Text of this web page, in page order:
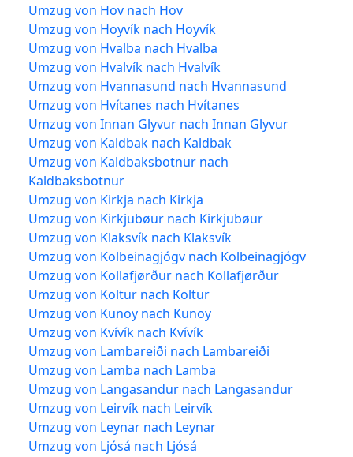
Umzug von Hov nach Hov
Umzug von Hoyvík nach Hoyvík
Umzug von Hvalba nach Hvalba
Umzug von Hvalvík nach Hvalvík
Umzug von Hvannasund nach Hvannasund
Umzug von Hvítanes nach Hvítanes
Umzug von Innan Glyvur nach Innan Glyvur
Umzug von Kaldbak nach Kaldbak
Umzug von Kaldbaksbotnur nach
Kaldbaksbotnur
Umzug von Kirkja nach Kirkja
Umzug von Kirkjubøur nach Kirkjubøur
Umzug von Klaksvík nach Klaksvík
Umzug von Kolbeinagjógv nach Kolbeinagjógv
Umzug von Kollafjørður nach Kollafjørður
Umzug von Koltur nach Koltur
Umzug von Kunoy nach Kunoy
Umzug von Kvívík nach Kvívík
Umzug von Lambareiði nach Lambareiði
Umzug von Lamba nach Lamba
Umzug von Langasandur nach Langasandur
Umzug von Leirvík nach Leirvík
Umzug von Leynar nach Leynar
Umzug von Ljósá nach Ljósá